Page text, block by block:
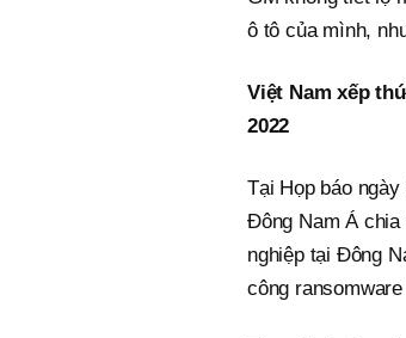
ô tô của mình,
Việt Nam xếp
2022
Tại Họp báo
Đông Nam Á chia
nghiệp tại Đông
công